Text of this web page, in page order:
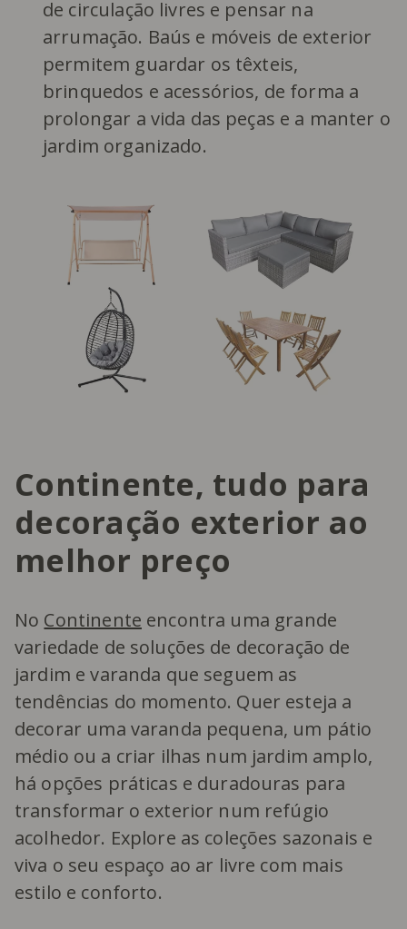
de circulação livres e pensar na
arrumação. Baús e móveis de exterior
permitem guardar os têxteis,
brinquedos e acessórios, de forma a
prolongar a vida das peças e a manter o
jardim organizado.
Continente, tudo para
decoração exterior ao
melhor preço
No Continente encontra uma grande
variedade de soluções de decoração de
jardim e varanda que seguem as
tendências do momento. Quer esteja a
decorar uma varanda pequena, um pátio
médio ou a criar ilhas num jardim amplo,
há opções práticas e duradouras para
transformar o exterior num refúgio
acolhedor. Explore as coleções sazonais e
viva o seu espaço ao ar livre com mais
estilo e conforto.